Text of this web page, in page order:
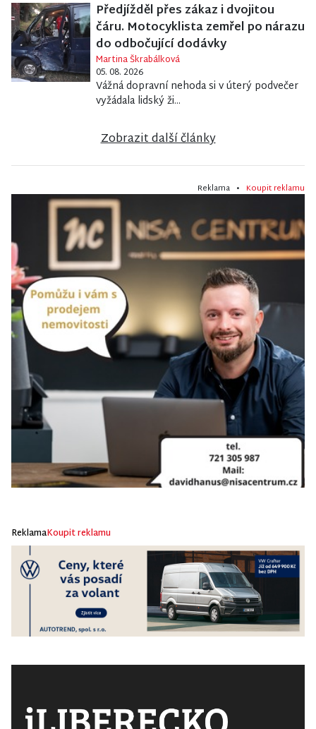
Předjížděl přes zákaz i dvojitou
čáru. Motocyklista zemřel po nárazu
do odbočující dodávky
Martina Škrabálková
05. 08. 2026
Vážná dopravní nehoda si v úterý podvečer
vyžádala lidský ži...
Zobrazit další články
Reklama • Koupit reklamu
ReklamaKoupit reklamu